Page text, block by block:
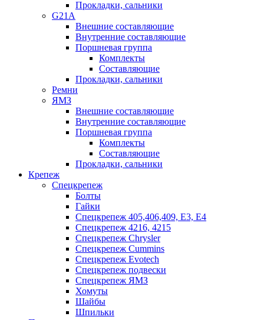
Прокладки, сальники
G21A
Внешние составляющие
Внутренние составляющие
Поршневая группа
Комплекты
Составляющие
Прокладки, сальники
Ремни
ЯМЗ
Внешние составляющие
Внутренние составляющие
Поршневая группа
Комплекты
Составляющие
Прокладки, сальники
Крепеж
Спецкрепеж
Болты
Гайки
Спецкрепеж 405,406,409, Е3, Е4
Спецкрепеж 4216, 4215
Спецкрепеж Chrysler
Спецкрепеж Cummins
Спецкрепеж Evotech
Спецкрепеж подвески
Спецкрепеж ЯМЗ
Хомуты
Шайбы
Шпильки